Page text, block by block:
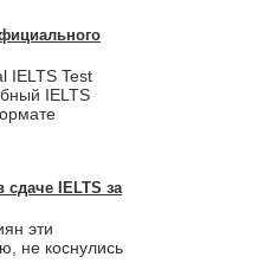
IELTS Test
IELTS
IELTS за
эти
не коснулись